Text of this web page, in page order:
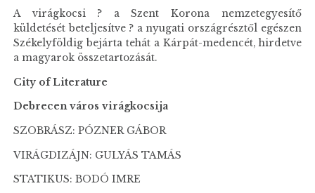
A virágkocsi ? a Szent Korona nemzetegyesítő
küldetését beteljesítve ? a nyugati országrésztől egészen
Székelyföldig bejárta tehát a Kárpát-medencét, hirdetve
a magyarok összetartozását.
City of Literature
Debrecen város virágkocsija
SZOBRÁSZ: PÓZNER GÁBOR
VIRÁGDIZÁJN: GULYÁS TAMÁS
STATIKUS: BODÓ IMRE